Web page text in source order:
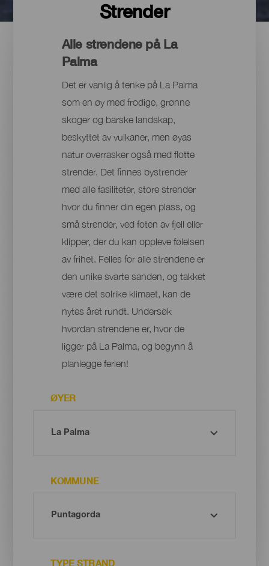
Strender
Alle strendene på La
Palma
Det er vanlig å tenke på La Palma
som en øy med frodige, grønne
skoger og barske landskap,
beskyttet av vulkaner, men øyas
natur overrasker også med flotte
strender. Det finnes bystrender
med alle fasiliteter, store strender
hvor du finner din egen plass, og
små strender, ved foten av fjell eller
klipper, der du kan oppleve følelsen
av frihet. Felles for alle strendene er
den unike svarte sanden, og takket
være det solrike klimaet, kan de
nytes året rundt. Undersøk
hvordan strendene er, hvor de
ligger på La Palma, og begynn å
planlegge ferien!
ØYER
KOMMUNE
TYPE STRAND